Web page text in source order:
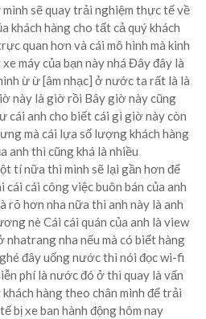
sẽ quay trải nghiệm thực tế về
khách hàng cho tất cả quý khách
quan hơn và cái mô hình mà kinh
máy của bạn này nhá Đây đây là
ừ ừ [âm nhạc] ở nước ta rất là là
này là giờ rồi Bây giờ này cũng
cái anh cho biết cái gì giờ này còn
mà cái lựa số lượng khách hàng
anh thì cũng khá là nhiều
tí nữa thì mình sẽ lại gần hơn để
cái cái công việc buôn bán của anh
rõ hơn nha nữa thì anh này là anh
nè Cái cái quán của anh là view
nha nếu mà có biết hàng
đây uống nước thì nói đọc wi-fi
phí là nước đó ở thì quay là vấn
hàng theo chân mình để trải
bị xe ban hành động hôm nay